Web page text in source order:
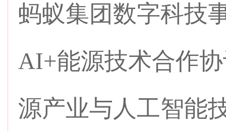
蚂蚁集团数字科技
AI+能源技术合作
源产业与人工智能